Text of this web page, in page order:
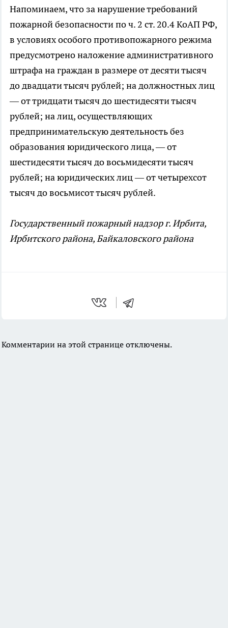
Напоминаем, что за нарушение требований
пожарной безопасности по ч. 2 ст. 20.4 КоАП РФ,
в условиях особого противопожарного режима
предусмотрено наложение административного
штрафа на граждан в размере от десяти тысяч
до двадцати тысяч рублей; на должностных лиц
— от тридцати тысяч до шестидесяти тысяч
рублей; на лиц, осуществляющих
предпринимательскую деятельность без
образования юридического лица, — от
шестидесяти тысяч до восьмидесяти тысяч
рублей; на юридических лиц — от четырехсот
тысяч до восьмисот тысяч рублей.
Государственный пожарный надзор г. Ирбита,
Ирбитского района, Байкаловского района
Комментарии на этой странице отключены.